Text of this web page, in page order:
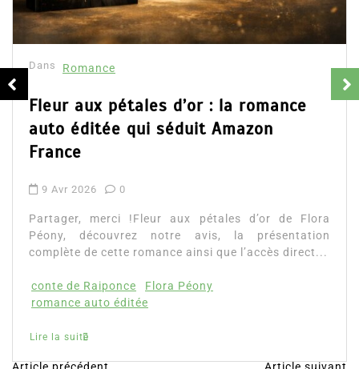
Dans Romance
Fleur aux pétales d’or : la romance
auto éditée qui séduit Amazon
France
9 Avr 2026 0
Partager, merci !Fleur aux pétales d’or de Flora
Péony, découvrez notre avis, la présentation
complète de cette romance ainsi que l’accès direct...
conte de Raiponce
Flora Péony
romance auto éditée
Lire la suite